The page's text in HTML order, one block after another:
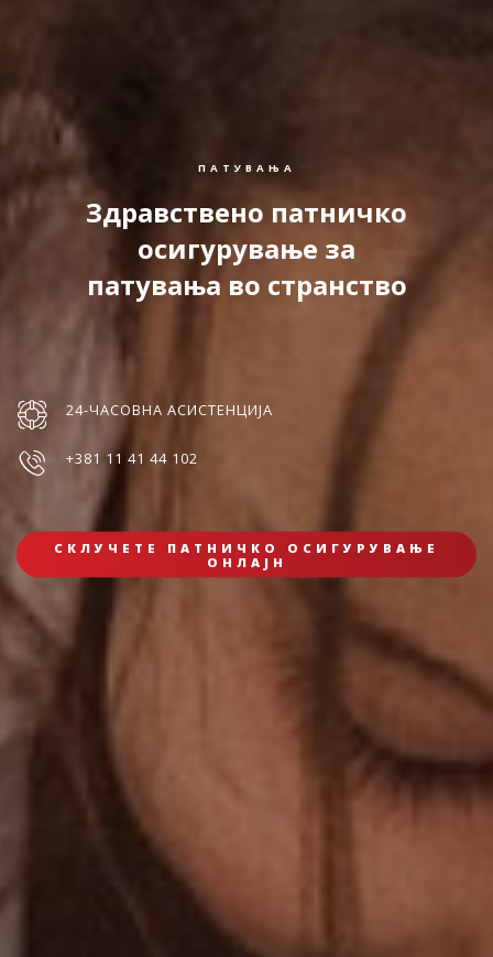
ПАТУВАЊА
Здравствено патничко
осигурување за
патувања во странство
24-ЧАСОВНА АСИСТЕНЦИЈА
+381 11 41 44 102
СКЛУЧЕТЕ ПАТНИЧКО ОСИГУРУВАЊЕ
ОНЛАЈН